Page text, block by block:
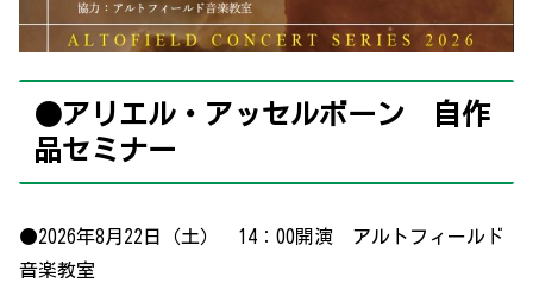
●アリエル・アッセルボーン 自作
品セミナー
●2026年8月22日（土） 14：00開演 アルトフィールド
音楽教室